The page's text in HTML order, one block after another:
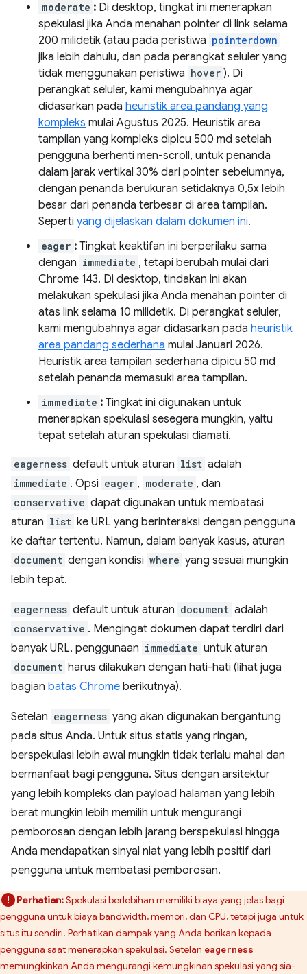
moderate : Di desktop, tingkat ini menerapkan
spekulasi jika Anda menahan pointer di link selama
200 milidetik (atau pada peristiwa pointerdown
jika lebih dahulu, dan pada perangkat seluler yang
tidak menggunakan peristiwa hover ). Di
perangkat seluler, kami mengubahnya agar
didasarkan pada heuristik area pandang yang
kompleks mulai Agustus 2025. Heuristik area
tampilan yang kompleks dipicu 500 md setelah
pengguna berhenti men-scroll, untuk penanda
dalam jarak vertikal 30% dari pointer sebelumnya,
dengan penanda berukuran setidaknya 0,5x lebih
besar dari penanda terbesar di area tampilan.
Seperti yang dijelaskan dalam dokumen ini.
eager : Tingkat keaktifan ini berperilaku sama
dengan immediate , tetapi berubah mulai dari
Chrome 143. Di desktop, tindakan ini akan
melakukan spekulasi jika Anda menahan pointer di
atas link selama 10 milidetik. Di perangkat seluler,
kami mengubahnya agar didasarkan pada heuristik
area pandang sederhana mulai Januari 2026.
Heuristik area tampilan sederhana dipicu 50 md
setelah penanda memasuki area tampilan.
immediate : Tingkat ini digunakan untuk
menerapkan spekulasi sesegera mungkin, yaitu
tepat setelah aturan spekulasi diamati.
eagerness default untuk aturan list adalah
immediate . Opsi eager , moderate , dan
conservative dapat digunakan untuk membatasi
aturan list ke URL yang berinteraksi dengan pengguna
ke daftar tertentu. Namun, dalam banyak kasus, aturan
document dengan kondisi where yang sesuai mungkin
lebih tepat.
eagerness default untuk aturan document adalah
conservative . Mengingat dokumen dapat terdiri dari
banyak URL, penggunaan immediate untuk aturan
document harus dilakukan dengan hati-hati (lihat juga
bagian batas Chrome berikutnya).
Setelan eagerness yang akan digunakan bergantung
pada situs Anda. Untuk situs statis yang ringan,
berspekulasi lebih awal mungkin tidak terlalu mahal dan
bermanfaat bagi pengguna. Situs dengan arsitektur
yang lebih kompleks dan payload halaman yang lebih
berat mungkin lebih memilih untuk mengurangi
pemborosan dengan lebih jarang berspekulasi hingga
Anda mendapatkan sinyal niat yang lebih positif dari
pengguna untuk membatasi pemborosan.
Perhatian:Spekulasi berlebihan memiliki biaya yang jelas bagi
pengguna untuk biaya bandwidth, memori, dan CPU, tetapi juga untuk
situs itu sendiri. Perhatikan dampak yang Anda berikan kepada
pengguna saat menerapkan spekulasi. Setelan eagerness
memungkinkan Anda mengurangi kemungkinan spekulasi yang sia-